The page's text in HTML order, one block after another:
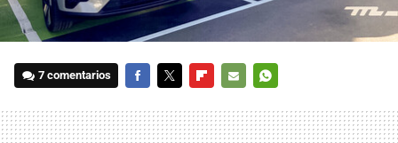
7 comentarios
MAIL